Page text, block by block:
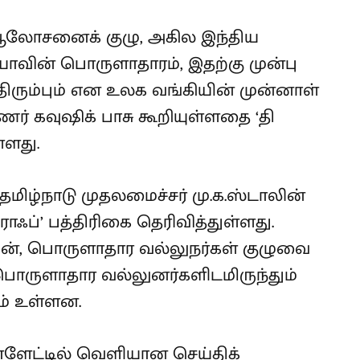
குழு, அகில இந்திய
பொருளாதாரம், இதற்கு முன்பு
என உலக வங்கியின் முன்னாள்
பாசு கூறியுள்ளதை ‘தி
முதலமைச்சர் மு.க.ஸ்டாலின்
பத்திரிகை தெரிவித்துள்ளது.
பொருளாதார வல்லுநர்கள் குழுவை
வல்லுனர்களிடமிருந்தும்
உள்ளன.
வெளியான செய்திக்